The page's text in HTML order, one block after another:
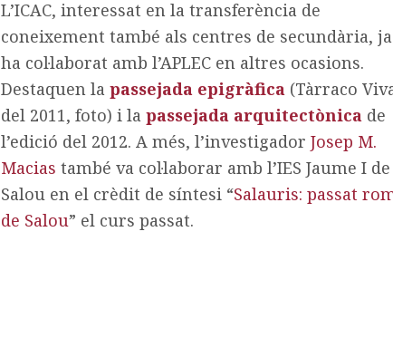
L’ICAC, interessat en la transferència de
coneixement també als centres de secundària, ja
ha col·laborat amb l’APLEC en altres ocasions.
Destaquen la passejada epigràfica (Tàrraco
del 2011, foto) i la passejada arquitectònica de
l’edició del 2012. A més, l’investigador Josep M.
Macias també va col·laborar amb l’IES Jaume I de
Salou en el crèdit de síntesi “Salauris: passat
de Salou” el curs passat.